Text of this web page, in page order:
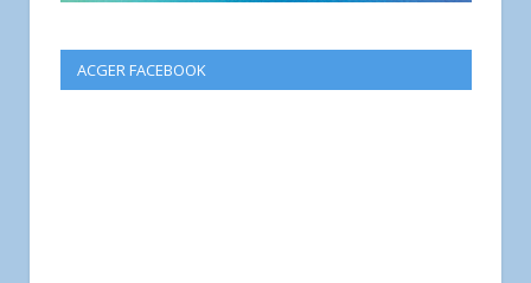
ACGER FACEBOOK